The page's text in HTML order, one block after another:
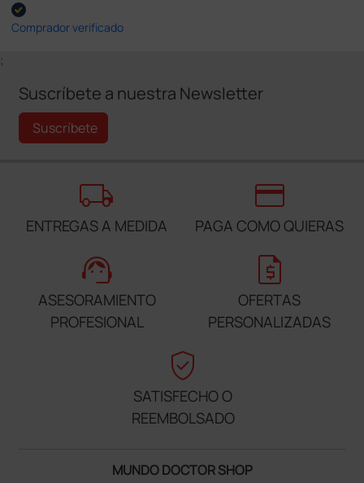
Comprador verificado
;
Suscríbete a nuestra Newsletter
Suscríbete
local_shipping
ENTREGAS A MEDIDA
credit_card
PAGA COMO QUIERAS
support_agent
ASESORAMIENTO
PROFESIONAL
request_quote
OFERTAS
PERSONALIZADAS
verified_user
SATISFECHO O
REEMBOLSADO
MUNDO DOCTOR SHOP